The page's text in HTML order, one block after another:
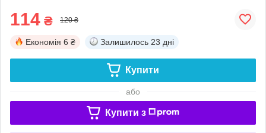
114 ₴ 120 ₴
Економія 6 ₴ Залишилось 23 дні
Купити
або
Купити з